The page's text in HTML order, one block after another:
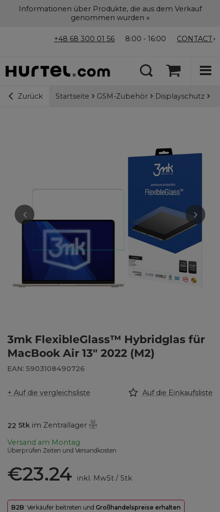
Informationen über Produkte, die aus dem Verkauf
genommen wurden »
+48 68 300 01 56 8:00 - 16:00 CONTACT
Zurück Startseite GSM-Zubehör Displayschutz
3mk FlexibleGlass™ Hybridglas für
MacBook Air 13" 2022 (M2)
EAN: 5903108490726
+ Auf die vergleichsliste Auf die Einkaufsliste
22 Stk im Zentrallager
Versand am Montag
Überprüfen Zeiten und Versandkosten
€23.24 inkl. MwSt/ Stk
B2B: Verkäufer beitreten und Großhandelspreise erhalten